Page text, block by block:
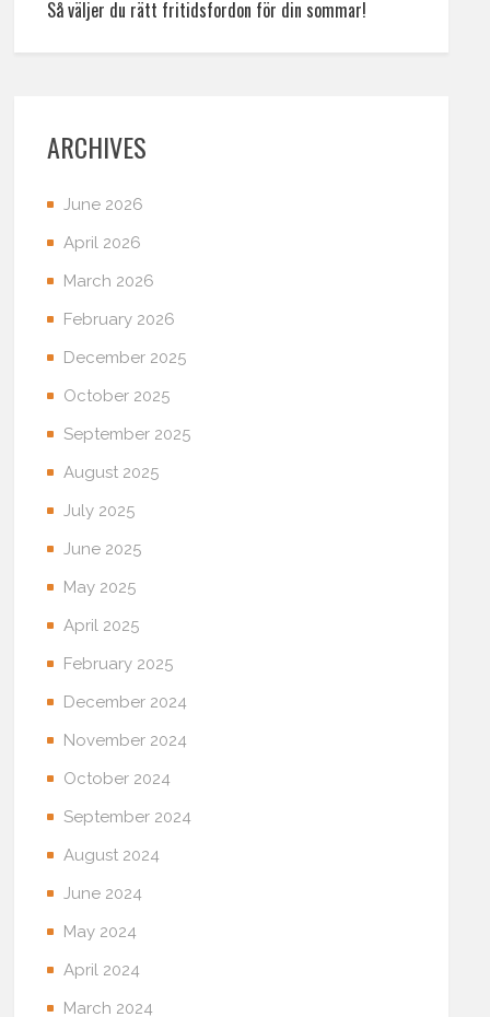
Så väljer du rätt fritidsfordon för din sommar!
ARCHIVES
June 2026
April 2026
March 2026
February 2026
December 2025
October 2025
September 2025
August 2025
July 2025
June 2025
May 2025
April 2025
February 2025
December 2024
November 2024
October 2024
September 2024
August 2024
June 2024
May 2024
April 2024
March 2024